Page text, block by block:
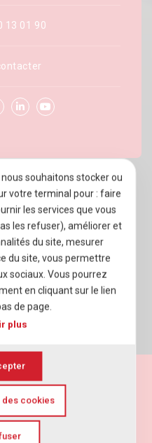
souhaitons stocker ou
votre terminal pour : faire
les services que vous
les refuser), améliorer et
du site, mesurer
du site, vous permettre
sociaux. Vous pourrez
en cliquant sur le lien
de page.
plus
des cookies
SCHOOL
13 01 90
privée
Digital